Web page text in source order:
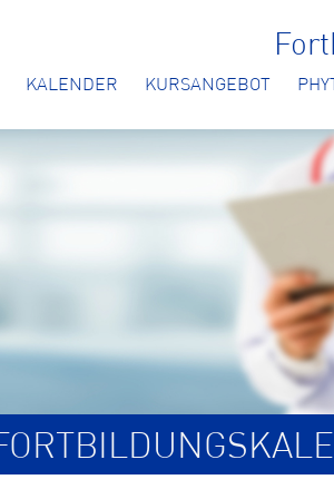
KALENDER KURSANGEBOT